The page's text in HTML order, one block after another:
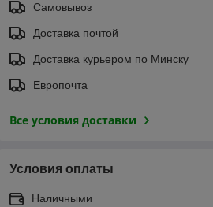
Самовывоз
Доставка почтой
Доставка курьером по Минску
Европочта
Все условия доставки
Условия оплаты
Наличными